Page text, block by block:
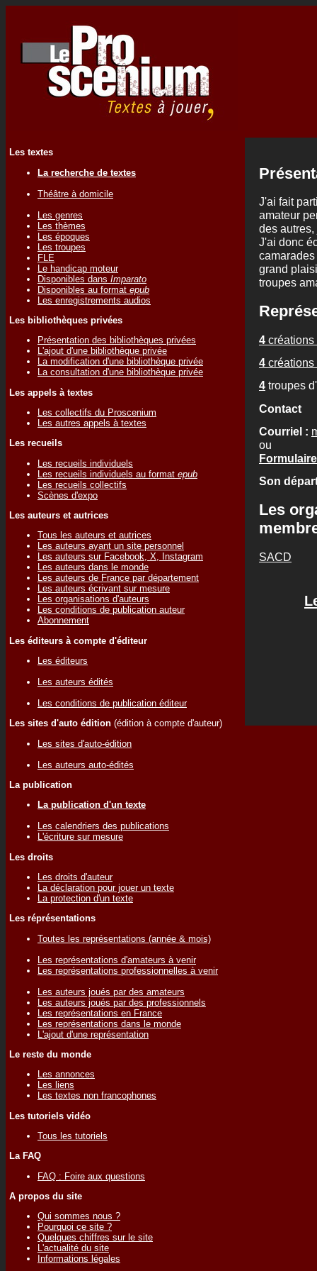
Les textes
La recherche de textes
Théâtre à domicile
Les genres
Les thèmes
Les époques
Les troupes
FLE
Le handicap moteur
Disponibles dans Imparato
Disponibles au format epub
Les enregistrements audios
Les bibliothèques privées
Présentation des bibliothèques privées
L'ajout d'une bibliothèque privée
La modification d'une bibliothèque privée
La consultation d'une bibliothèque privée
Les appels à textes
Les collectifs du Proscenium
Les autres appels à textes
Les recueils
Les recueils individuels
Les recueils individuels au format epub
Les recueils collectifs
Scènes d'expo
Les auteurs et autrices
Tous les auteurs et autrices
Les auteurs ayant un site personnel
Les auteurs sur Facebook, X, Instagram
Les auteurs dans le monde
Les auteurs de France par département
Les auteurs écrivant sur mesure
Les organisations d'auteurs
Les conditions de publication auteur
Abonnement
Les éditeurs à compte d'éditeur
Les éditeurs
Les auteurs édités
Les conditions de publication éditeur
Les sites d'auto édition (édition à compte d'auteur)
Les sites d'auto-édition
Les auteurs auto-édités
La publication
La publication d'un texte
Les calendriers des publications
L'écriture sur mesure
Les droits
Les droits d'auteur
La déclaration pour jouer un texte
La protection d'un texte
Les réprésentations
Toutes les représentations (année & mois)
Les représentations d'amateurs à venir
Les représentations professionnelles à venir
Les auteurs joués par des amateurs
Les auteurs joués par des professionnels
Les représentations en France
Les représentations dans le monde
L'ajout d'une représentation
Le reste du monde
Les annonces
Les liens
Les textes non francophones
Les tutoriels vidéo
Tous les tutoriels
La FAQ
FAQ : Foire aux questions
A propos du site
Qui sommes nous ?
Pourquoi ce site ?
Quelques chiffres sur le site
L'actualité du site
Informations légales
J'ai fait
amateur
des
J'ai donc
grand
troupes
4 créations
4 créations
4 troupes
Contact
Courriel :
ou
Son
Les
SACD